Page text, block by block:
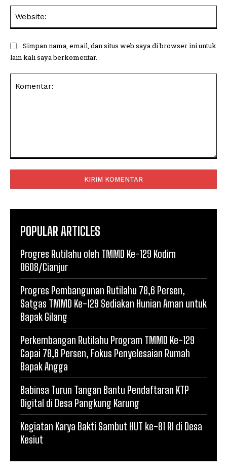
Simpan nama, email, dan situs web saya di browser ini untuk
lain kali saya berkomentar.
POPULAR ARTICLES
Progres Rutilahu oleh TMMD Ke-129 Kodim
0608/Cianjur
Progres Pembangunan Rutilahu 78,6 Persen,
Satgas TMMD Ke-129 Sediakan Hunian Aman untuk
Bapak Gilang
Perkembangan Rutilahu Program TMMD Ke-129
Capai 78,6 Persen, Fokus Penyelesaian Rumah
Bapak Angga
Babinsa Turun Tangan Bantu Pendaftaran KTP
Digital di Desa Pangkung Karung
Kegiatan Karya Bakti Sambut HUT ke-81 RI di Desa
Kesiut